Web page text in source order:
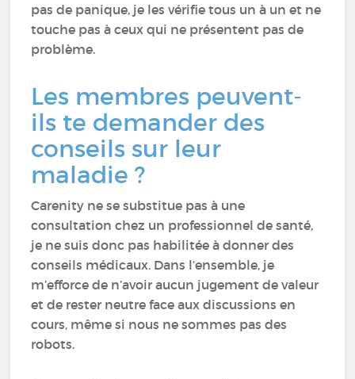
pas de panique, je les vérifie tous un à un et ne
touche pas à ceux qui ne présentent pas de
problème.
Les membres peuvent-
ils te demander des
conseils sur leur
maladie ?
Carenity ne se substitue pas à une
consultation chez un professionnel de santé,
je ne suis donc pas habilitée à donner des
conseils médicaux. Dans l’ensemble, je
m’efforce de n’avoir aucun jugement de valeur
et de rester neutre face aux discussions en
cours, même si nous ne sommes pas des
robots.